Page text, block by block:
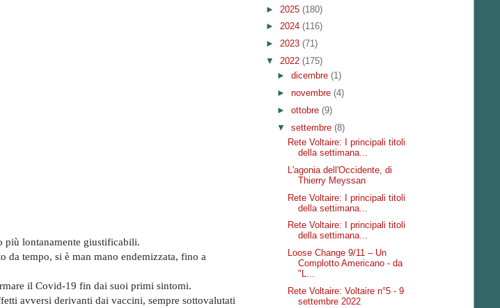
più lontanamente giustificabili.
da tempo, si è man mano endemizzata, fino a
il Covid-19 fin dai suoi primi sintomi.
avversi derivanti dai vaccini, sempre sottovalutati
► 2025 (180)
► 2024 (116)
► 2023 (71)
▼ 2022 (175)
► dicembre (1)
► novembre (4)
► ottobre (9)
▼ settembre (8)
Rete Voltaire: I principali titoli
della settimana...
L'agonia dell'Occidente, di
Thierry Meyssan
Rete Voltaire: I principali titoli
della settimana...
Rete Voltaire: I principali titoli
della settimana...
Loose Change 9/11 – Un
Complotto Americano - da
"L...
Rete Voltaire: Voltaire n°5 - 9
settembre 2022